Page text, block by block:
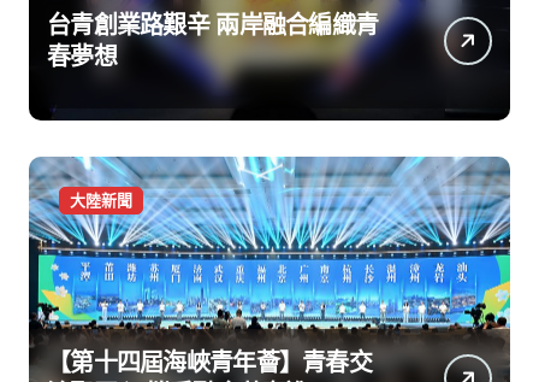
台青創業路艱辛 兩岸融合編織青
春夢想
大陸新聞
【第十四屆海峽青年薈】青春交